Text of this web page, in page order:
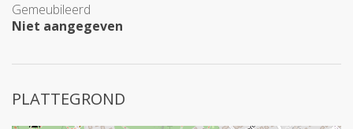
Gemeubileerd
Niet aangegeven
PLATTEGROND